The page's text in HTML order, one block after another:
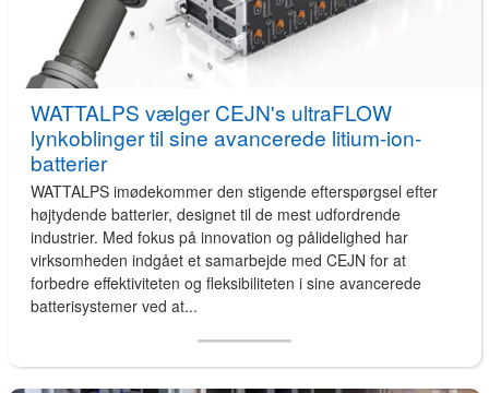
WATTALPS vælger CEJN's ultraFLOW
lynkoblinger til sine avancerede litium-ion-
batterier
WATTALPS imødekommer den stigende efterspørgsel efter
højtydende batterier, designet til de mest udfordrende
industrier. Med fokus på innovation og pålidelighed har
virksomheden indgået et samarbejde med CEJN for at
forbedre effektiviteten og fleksibiliteten i sine avancerede
batterisystemer ved at...